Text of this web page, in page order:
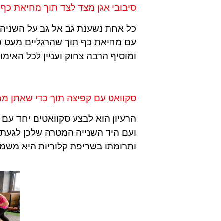
סיבובי אגן מצד לצד תוך מחיאת כף
כל אחת נשענת גב אל גב על השניה,
עם מחיאת כף תוך שהרגליים מעט
ומוסיף הרבה צחוק ועניין לכל
סקוואט עם קפיצה תוך כדי שאתן
הרעיון הוא לבצע סקוואטים יחד
ועם היד השנייה המטרה שלכן
ותרומתו בשריפת קלוריות היא